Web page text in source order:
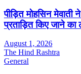
पीड़ित मोहसिन
प्रताड़ित किए जाने का
August 1, 2026
The Hind Rashtra
General